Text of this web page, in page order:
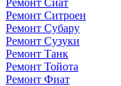
Ремонт Сиат
Ремонт Ситроен
Ремонт Субару
Ремонт Сузуки
Ремонт Танк
Ремонт Тойота
Ремонт Фиат